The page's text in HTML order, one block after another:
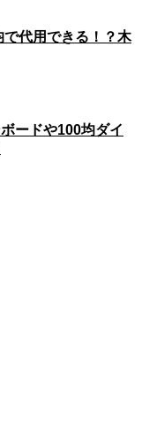
で代用できる！？木
ードや100均ダイ